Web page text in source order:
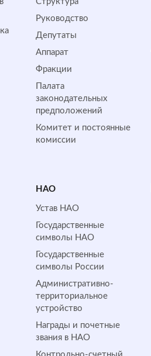
Руководство
Депутаты
Аппарат
Фракции
Палата
законодательных
предположений
Комитет и постоянные
комиссии
НАО
Устав НАО
Государственные
символы НАО
Государственные
символы России
Административно-
территориальное
устройство
Награды и почетные
звания в НАО